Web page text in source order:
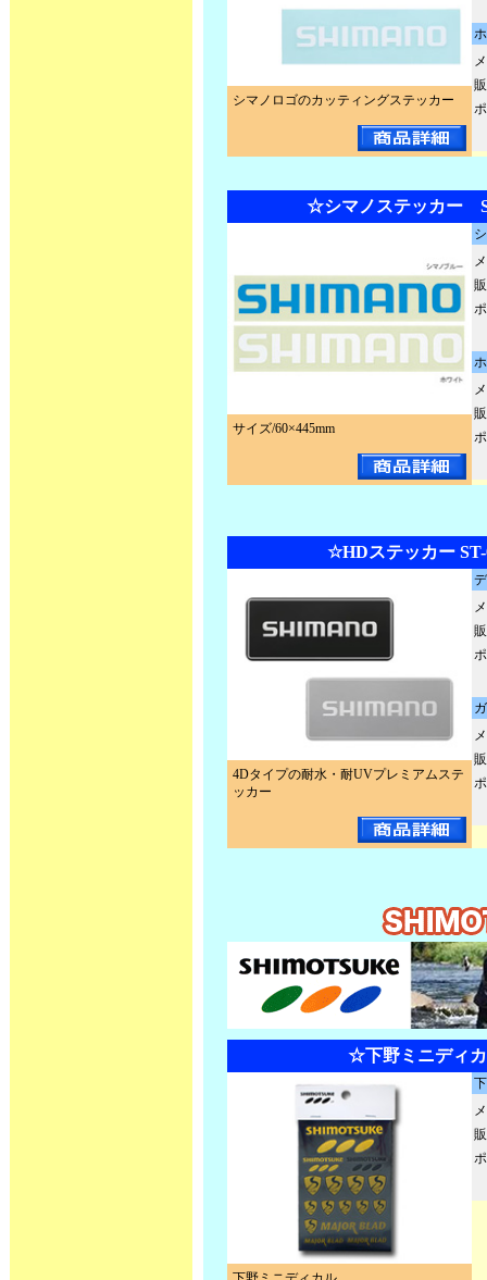
シマノロゴのカッティングステッカー
☆シマノステッカー
サイズ/60×445mm
☆HDステッカー
4Dタイプの耐水・耐UVプレミアムステ
ッカー
☆下野ミニディ